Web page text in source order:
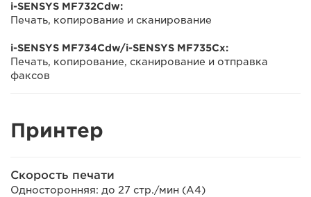
i-SENSYS MF732Cdw:
Печать, копирование и сканирование
i-SENSYS MF734Cdw/i-SENSYS MF735Cx:
Печать, копирование, сканирование и отправка
факсов
Принтер
Скорость печати
Односторонняя: до 27 стр./мин (A4)